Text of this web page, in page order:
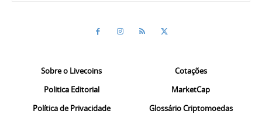
Sobre o Livecoins
Politica Editorial
Política de Privacidade
Cotações
MarketCap
Glossário Criptomoedas